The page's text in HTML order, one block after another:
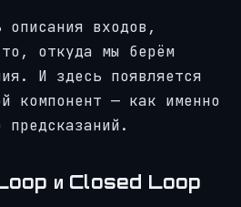
входов,
откуда мы берём
И здесь появляется
компонент — как именно
предсказаний.
и Closed Loop